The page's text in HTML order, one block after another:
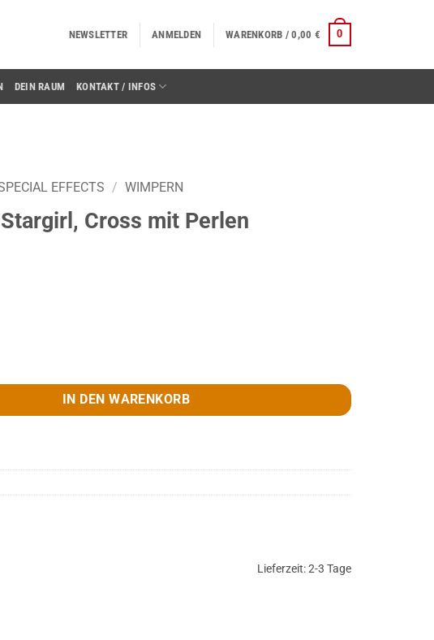
NEWSLETTER ANMELDEN WARENKORB /0,00 € 0
DEIN RAUM KONTAKT / INFOS
EFFECTS / WIMPERN
Cross mit Perlen
mit Perlen Menge
IN DEN WARENKORB
Lieferzeit:2-3 Tage